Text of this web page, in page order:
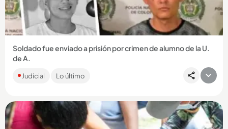
Compartir Noticia
Soldado fue enviado a prisión por crimen de alumno de la U.
de A.
Diego Esteban Raigoza Osorio habría llamado a la familia de la
víctima pidiendo dinero por información de su ubicación....
Judicial Lo último